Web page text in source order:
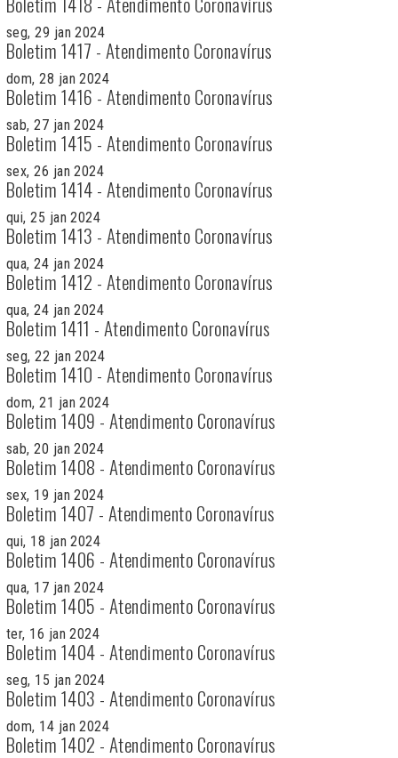
seg, 29 jan 2024
Boletim 1417 - Atendimento Coronavírus
dom, 28 jan 2024
Boletim 1416 - Atendimento Coronavírus
sab, 27 jan 2024
Boletim 1415 - Atendimento Coronavírus
sex, 26 jan 2024
Boletim 1414 - Atendimento Coronavírus
qui, 25 jan 2024
Boletim 1413 - Atendimento Coronavírus
qua, 24 jan 2024
Boletim 1412 - Atendimento Coronavírus
qua, 24 jan 2024
Boletim 1411 - Atendimento Coronavírus
seg, 22 jan 2024
Boletim 1410 - Atendimento Coronavírus
dom, 21 jan 2024
Boletim 1409 - Atendimento Coronavírus
sab, 20 jan 2024
Boletim 1408 - Atendimento Coronavírus
sex, 19 jan 2024
Boletim 1407 - Atendimento Coronavírus
qui, 18 jan 2024
Boletim 1406 - Atendimento Coronavírus
qua, 17 jan 2024
Boletim 1405 - Atendimento Coronavírus
ter, 16 jan 2024
Boletim 1404 - Atendimento Coronavírus
seg, 15 jan 2024
Boletim 1403 - Atendimento Coronavírus
dom, 14 jan 2024
Boletim 1402 - Atendimento Coronavírus